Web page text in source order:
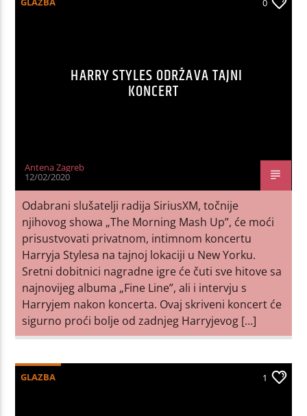
0
HARRY STYLES ODRŽAVA TAJNI
KONCERT
Antena Zagreb
12/02/2020
Odabrani slušatelji radija SiriusXM, točnije
njihovog showa „The Morning Mash Up”, će moći
prisustvovati privatnom, intimnom koncertu
Harryja Stylesa na tajnoj lokaciji u New Yorku.
Sretni dobitnici nagradne igre će čuti sve hitove sa
najnovijeg albuma „Fine Line”, ali i intervju s
Harryjem nakon koncerta. Ovaj skriveni koncert će
sigurno proći bolje od zadnjeg Harryjevog […]
GLAZBA 1